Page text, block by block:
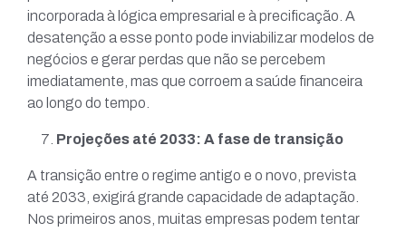
incorporada à lógica empresarial e à precificação. A
desatenção a esse ponto pode inviabilizar modelos de
negócios e gerar perdas que não se percebem
imediatamente, mas que corroem a saúde financeira
ao longo do tempo.
Projeções até 2033: A fase de transição
A transição entre o regime antigo e o novo, prevista
até 2033, exigirá grande capacidade de adaptação.
Nos primeiros anos, muitas empresas podem tentar